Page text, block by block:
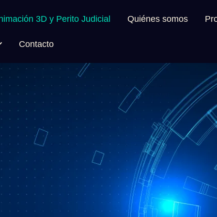
3D y Perito Judicial Quiénes somos
Contacto